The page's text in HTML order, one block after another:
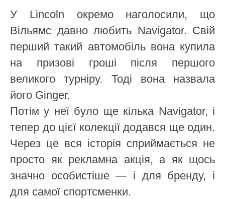
У Lincoln окремо наголосили, що
Вільямс давно любить Navigator. Свій
перший такий автомобіль вона купила
на призові гроші після першого
великого турніру. Тоді вона назвала
його Ginger.
Потім у неї було ще кілька Navigator, і
тепер до цієї колекції додався ще один.
Через це вся історія сприймається не
просто як рекламна акція, а як щось
значно особистіше — і для бренду, і
для самої спортсменки.